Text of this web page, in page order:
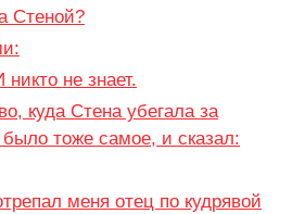
Стеной?
не знает.
куда Стена убегала за
было тоже самое, и сказал:
меня отец по кудрявой